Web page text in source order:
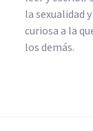
la sexualidad
curiosa a la
los demás.